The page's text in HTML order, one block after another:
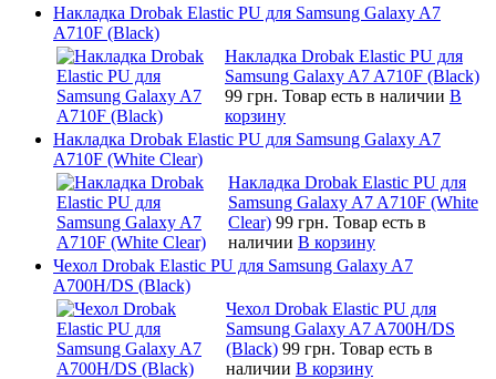
Накладка Drobak Elastic PU для Samsung Galaxy A7
A710F (Black)
Накладка Drobak Elastic PU для
Samsung Galaxy A7 A710F (Black)
99 грн. Товар есть в наличии В
корзину
Накладка Drobak Elastic PU для Samsung Galaxy A7
A710F (White Clear)
Накладка Drobak Elastic PU для
Samsung Galaxy A7 A710F (White
Clear) 99 грн. Товар есть в
наличии В корзину
Чехол Drobak Elastic PU для Samsung Galaxy A7
A700H/DS (Black)
Чехол Drobak Elastic PU для
Samsung Galaxy A7 A700H/DS
(Black) 99 грн. Товар есть в
наличии В корзину